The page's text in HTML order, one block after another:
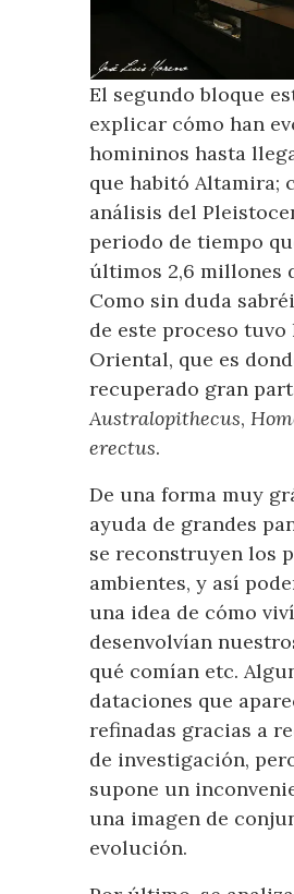
El segundo bloque
explicar cómo han
homininos hasta
que habitó Altamira;
análisis del
periodo de tiempo
últimos 2,6 millones
Como sin duda
de este proceso
Oriental, que es
recuperado gran
Australopithecus,
erectus.
De una forma muy
ayuda de grandes
se reconstruyen los
ambientes, y así
una idea de cómo
desenvolvían
qué comían etc.
dataciones que
refinadas gracias a
de investigación,
supone un
una imagen de
evolución.